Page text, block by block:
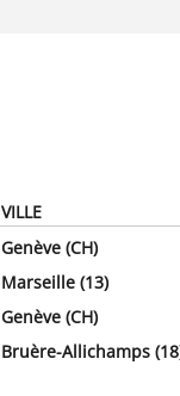
VILLE
Genève (CH)
Marseille (13)
Genève (CH)
Bruère-Allichamps